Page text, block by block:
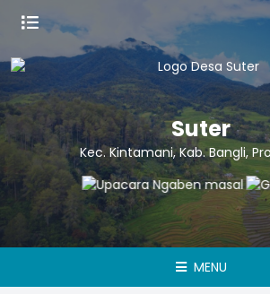
Suter
Kec. Kintamani, Kab. Bangli,
MENU